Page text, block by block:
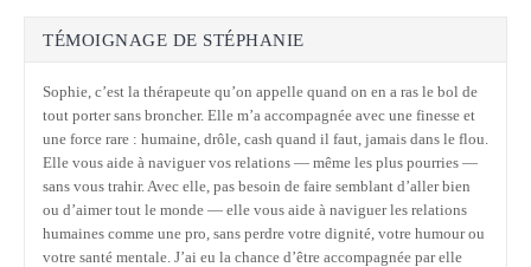
TÉMOIGNAGE DE STÉPHANIE
Sophie, c’est la thérapeute qu’on appelle quand on en a ras le bol de
tout porter sans broncher. Elle m’a accompagnée avec une finesse et
une force rare : humaine, drôle, cash quand il faut, jamais dans le flou.
Elle vous aide à naviguer vos relations — même les plus pourries —
sans vous trahir. Avec elle, pas besoin de faire semblant d’aller bien
ou d’aimer tout le monde — elle vous aide à naviguer les relations
humaines comme une pro, sans perdre votre dignité, votre humour ou
votre santé mentale. J’ai eu la chance d’être accompagnée par elle